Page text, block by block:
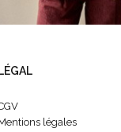
LÉGAL
légales